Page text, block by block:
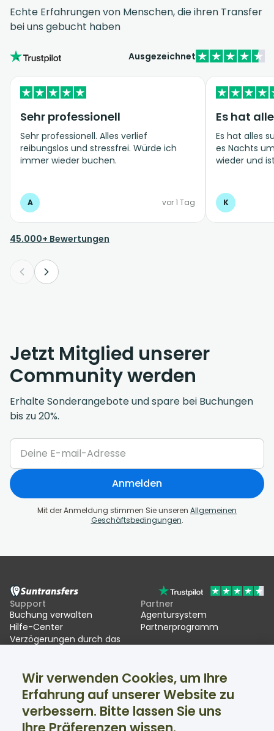
Echte Erfahrungen von Menschen, die ihren Transfer
bei uns gebucht haben
Ausgezeichnet
Sehr professionell
Sehr professionell. Alles verlief
reibungslos und stressfrei. Würde ich
immer wieder buchen.
A vor 1 Tag
Es hat
Es hat alles
es Nachts um
wieder und
K
45.000+ Bewertungen
Jetzt Mitglied unserer
Community werden
Erhalte Sonderangebote und spare bei Buchungen
bis zu 20%.
Anmelden
Mit der Anmeldung stimmen Sie unseren Allgemeinen
Geschäftsbedingungen.
Support
Buchung verwalten
Hilfe-Center
Verzögerungen durch das
Partner
Agentursystem
Partnerprogramm
Suntransfers
Über uns
Bewertungen
Skitransfers
Soziale Medien
Facebook
Twitter
Wir verwenden Cookies, um Ihre
Erfahrung auf unserer Website zu
verbessern. Bitte lassen Sie uns